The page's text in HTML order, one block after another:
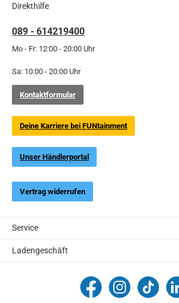
Direkthilfe
089 - 614219400
Mo - Fr: 12:00 - 20:00 Uhr
Sa: 10:00 - 20:00 Uhr
Kontaktformular
Deine Karriere bei FUNtainment
Unser Händlerportal
Vertrag widerrufen
Service
Ladengeschäft
FUNtainment Munich
funtainment_muc